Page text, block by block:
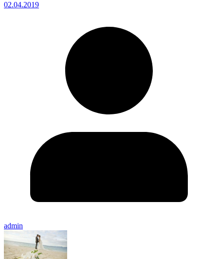
02.04.2019
admin